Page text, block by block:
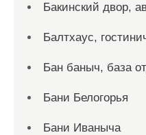
Бакинский двор,
Балтхаус,
Бан баныч, база
Бани Белогорья
Бани Иваныча